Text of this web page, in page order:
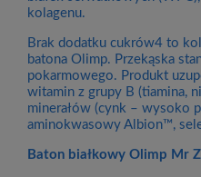
kolagenu.
Brak dodatku cukrów4 to
batona Olimp. Przekąska
pokarmowego. Produkt
witamin z grupy B (tiamina,
minerałów (cynk – wysoko
aminokwasowy Albion™,
Baton białkowy Olimp Mr